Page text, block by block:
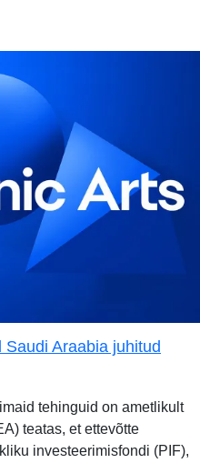
Araabia juhitud
tehinguid on ametlikult
teatas, et ettevõtte
investeerimisfondi (PIF),